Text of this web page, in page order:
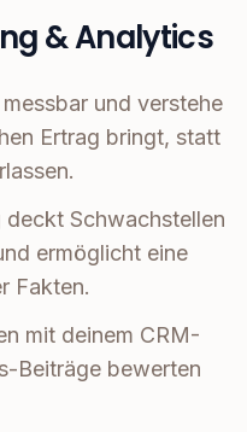
& Analytics
und verstehe
Ertrag bringt, statt
deckt Schwachstellen
ermöglicht eine
Fakten.
mit deinem CRM-
Beiträge bewerten